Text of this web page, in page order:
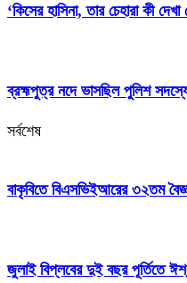
‘কিসের হাসিনা, তার চেহারা কী
ব্রহ্মপুত্র নদে ভাসছিল পুলিশ
সর্বশেষ
বাকৃবিতে বিএসভিইআরের ৩২তম
জুলাই বিপ্লবের দুই বছর পূর্তিতে